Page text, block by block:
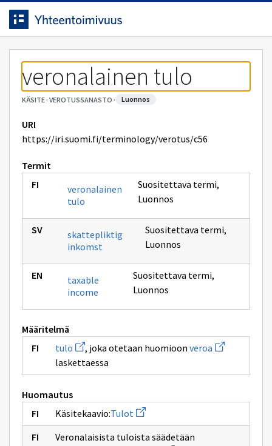
Siirrytty
sivulle
Siirry suoraan sisältöön.
veronalainen tulo
KÄSITE· VEROTUSSANASTO · luonnos
URI
https://iri.suomi.fi/terminology/verotus/c56
Termit
veronalainen
tulo
Suositettava termi,
Luonnos
skattepliktig
inkomst
Suositettava termi,
Luonnos
taxable
income
Suositettava termi,
Luonnos
Määritelmä
tulo Avaa
uuden
ikkunan
sivulle
, joka otetaan huomioon veroa Avaa
uuden
sivulle
laskettaessa
Huomautus
Käsitekaavio:Tulot Avaa
uuden
ikkunan
sivulle
Veronalaisista tuloista säädetään